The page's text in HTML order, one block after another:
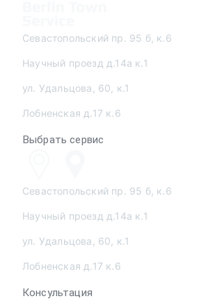
Севастопольский пр. 95 б, к.6
Научный проезд д.14а к.1
ул. Удальцова, 60, к.1
Лобненская д.17 к.6
Выбрать сервис
Севастопольский пр. 95 б, к.6
Научный проезд д.14а к.1
ул. Удальцова, 60, к.1
Лобненская д.17 к.6
Консультация